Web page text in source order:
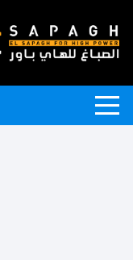
إلى
المحتوى